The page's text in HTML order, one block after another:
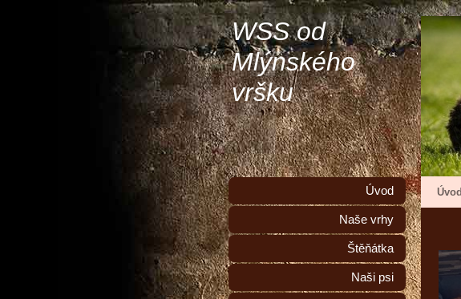
WSS od
Mlýnského
vršku
Úvod
Úvod
Naše vrhy
Štěňátka
Naši psi